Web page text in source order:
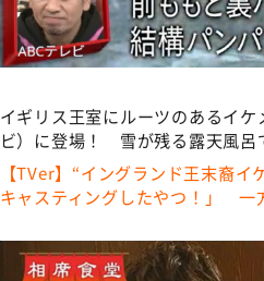
イギリス王室にルーツのあるイ
ビ）に登場！ 雪が残る露天風
【TVer】“イングランド王末裔
キャスティングしたやつ！」